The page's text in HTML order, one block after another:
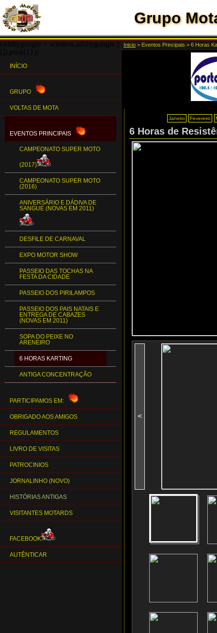
Grupo
INÍCIO
GRUPO
VOLTAS DE MOTA
EVENTOS PRINCIPAIS
CAMPEONATO SUPER MOTO
(2017)
CAMPEONATO SUPER MOTO
(2016)
ANIVERSÁRIO E DÁDIVA DE
SANGUE (NOVAS EM 2011)
DESFILE DE CARNAVAL
EXPO MOTOR SHOW
PASSEIO DAS TOCHAS NA
FESTA DA CIDADE
PASSEIO DOS PIRILAMPOS
PASSEIO DOS PAIS NATAIS E
ENTREGA DE CABAZES
(NOVAS EM 2011)
SOPA DO PEIXE NO
ARENEIRO
6 HORAS KARTING
ANTIGA CONCENTRAÇÃO
PARTICIPAMOS EM:
OBRIGADO AOS AMIGOS
REGULAMENTOS
LIVRO DE VISITAS
PATROCINIOS
JORNALINHO (NOVO)
HISTÓRIAS ANTIGAS
VISITANTES MOTARDS
FACEBOOK
AUTÊNTICAR
Inicio > Eventos Principais > 6 Horas
Janeiro Fevereiro
6 Horas de
<